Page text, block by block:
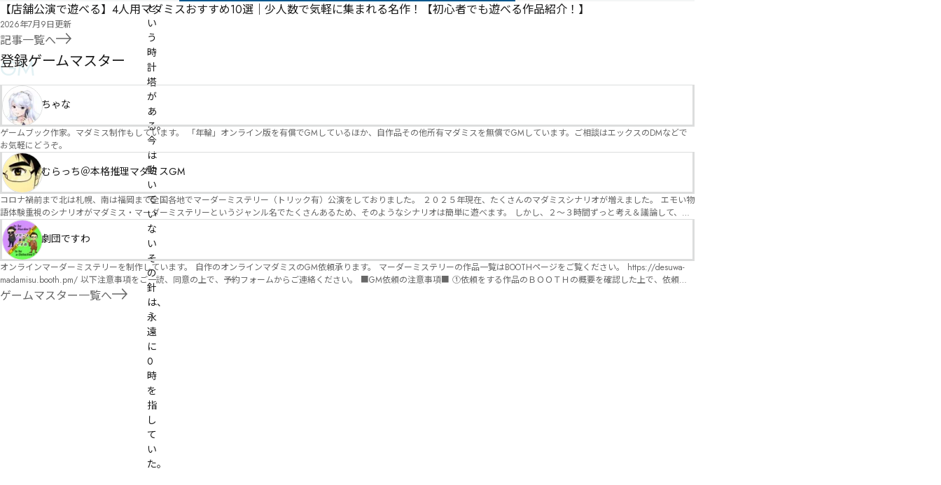
と
い
う
時
計
塔
が
あ
る。
今
は
動
い
て
い
な
い
そ
の
針
は、
永
遠
に
0
時
を
指
し
て
い
た。
【店舗公演で遊べる】4人用マダミスおすすめ10選｜少人数で気軽に集まれる名作！【初心者でも遊べる作品紹介！】
2026年7月9日更新
記事一覧へ
GM
登録ゲームマスター
ちゃな
ゲームブック作家。マダミス制作もしています。 「年輪」オンライン版を有償でGMしているほか、自作品その他所有マダミスを無償でGMしています。ご相談はエックスのDMなどで
お気軽にどうぞ。
むらっち＠本格推理マダミスGM
コロナ禍前まで北は札幌、南は福岡まで全国各地でマーダーミステリー（トリック有）公演をしておりました。 ２０２５年現在、たくさんのマダミスシナリオが増えました。 エモい物
語体験重視のシナリオがマダミス・マーダーミステリーというジャンル名でたくさんあるため、そのようなシナリオは簡単に遊べます。 しかし、２～３時間ずっと考え＆議論して、見
たことないトリックが解ける閃きや犯人として逃げ切る楽しみのある本格推理マーダーミステリーを見つけることが難しくなっていませんか？ そんな本格推理マダミスをお届けしま
す！
劇団ですわ
オンラインマーダーミステリーを制作しています。 自作のオンラインマダミスのGM依頼承ります。 マーダーミステリーの作品一覧はBOOTHページをご覧ください。 https://desuwa-
madamisu.booth.pm/ 以下注意事項をご一読、同意の上で、予約フォームからご連絡ください。 ■GM依頼の注意事項■ ①依頼をする作品のＢＯＯＴＨの概要を確認した上で、依頼し
てください。 ②依頼ができるのは、平日、土日、祝日問わず、21：00～となります。 ③参加するメンバーは、依頼者にてメンバーを集めてください。 ④依頼条件：代表者によるＧＭ
セットの購入or参加者全員の個別ＨＯの購入 ⇒購入するタイミングは、開催日程、参加メンバーが決まってからで構いません。 ⑤批判目的等、作品を楽しむつもりのない方は参加をご
ゲームマスター一覧へ